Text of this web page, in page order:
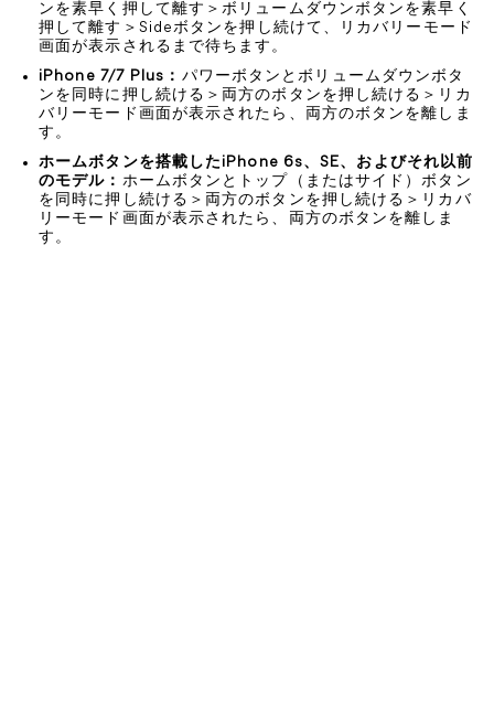
ンを素早く押して離す＞ボリュームダウンボタンを素早く
押して離す＞Sideボタンを押し続けて、リカバリーモード
画面が表示されるまで待ちます。
iPhone 7/7 Plus： パワーボタンとボリュームダウンボタ
ンを同時に押し続ける＞両方のボタンを押し続ける＞リカ
バリーモード画面が表示されたら、両方のボタンを離しま
す。
ホームボタンを搭載したiPhone 6s、SE、およびそれ以前
のモデル： ホームボタンとトップ（またはサイド）ボタン
を同時に押し続ける＞両方のボタンを押し続ける＞リカバ
リーモード画面が表示されたら、両方のボタンを離しま
す。